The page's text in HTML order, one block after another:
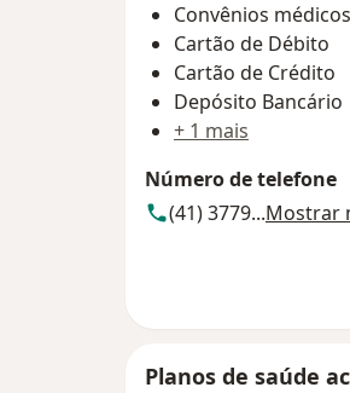
Convênios
Cartão de Débito
Cartão de Crédito
Depósito Bancário
+ 1 mais
Número de telefone
(41) 3779...Mostrar
Planos de saúde